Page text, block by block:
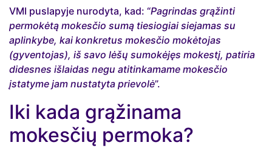
VMI puslapyje nurodyta, kad: “Pagrindas grąžinti
permokėtą mokesčio sumą tiesiogiai siejamas su
aplinkybe, kai konkretus mokesčio mokėtojas
(gyventojas), iš savo lėšų sumokėjęs mokestį, patiria
didesnes išlaidas negu atitinkamame mokesčio
įstatyme jam nustatyta prievolė”.
Iki kada grąžinama
mokesčių permoka?